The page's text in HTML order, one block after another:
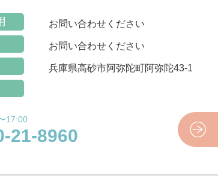
お問い合わせください
お問い合わせください
兵庫県高砂市阿弥陀町阿弥陀43-1
17:00
21-8960